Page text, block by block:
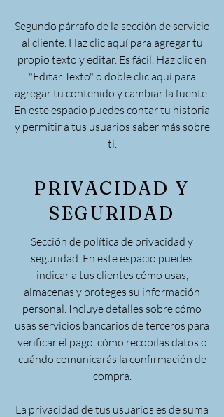
Segundo párrafo de la sección de servicio
al cliente. Haz clic aquí para agregar tu
propio texto y editar. Es fácil. Haz clic en
"Editar Texto" o doble clic aquí para
agregar tu contenido y cambiar la fuente.
En este espacio puedes contar tu historia
y permitir a tus usuarios saber más sobre
ti.
PRIVACIDAD Y
SEGURIDAD
Sección de política de privacidad y
seguridad. En este espacio puedes
indicar a tus clientes cómo usas,
almacenas y proteges su información
personal. Incluye detalles sobre cómo
usas servicios bancarios de terceros para
verificar el pago, cómo recopilas datos o
cuándo comunicarás la confirmación de
compra.
La privacidad de tus usuarios es de suma